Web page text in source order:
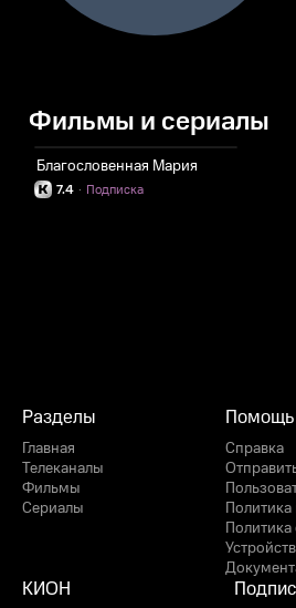
Фильмы и сериалы
Благословенная Мария
7.4 Подписка
·
Разделы
Главная
Телеканалы
Фильмы
Сериалы
Помощь
Справка
КИОН